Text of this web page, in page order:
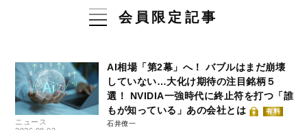
会員限定記事
ニュース
AI相場「第2幕」へ！ バブルはまだ崩壊
していない…大化け期待の注目銘柄５
選！ NVIDIA一強時代に終止符を打つ「誰
もが知っている」あの会社とは
有料
石井僚一